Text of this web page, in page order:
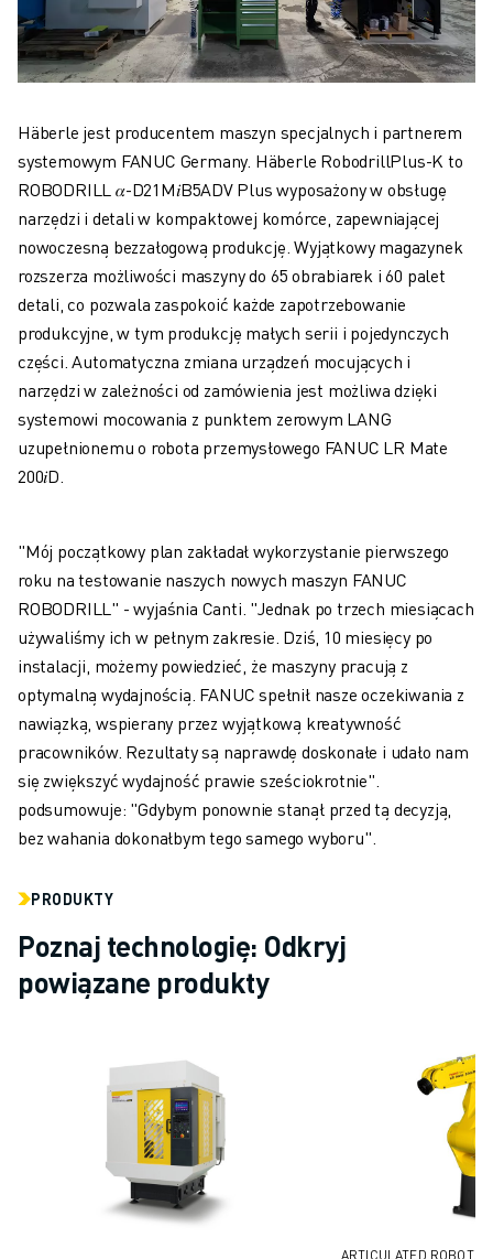
Häberle jest producentem maszyn specjalnych i partnerem
systemowym FANUC Germany. Häberle RobodrillPlus-K to
ROBODRILL 𝛼-D21M𝑖B5ADV Plus wyposażony w obsługę
narzędzi i detali w kompaktowej komórce, zapewniającej
nowoczesną bezzałogową produkcję. Wyjątkowy magazynek
rozszerza możliwości maszyny do 65 obrabiarek i 60 palet
detali, co pozwala zaspokoić każde zapotrzebowanie
produkcyjne, w tym produkcję małych serii i pojedynczych
części. Automatyczna zmiana urządzeń mocujących i
narzędzi w zależności od zamówienia jest możliwa dzięki
systemowi mocowania z punktem zerowym LANG
uzupełnionemu o robota przemysłowego FANUC LR Mate
200𝑖D.
"Mój początkowy plan zakładał wykorzystanie pierwszego
roku na testowanie naszych nowych maszyn FANUC
ROBODRILL" - wyjaśnia Canti. "Jednak po trzech miesiącach
używaliśmy ich w pełnym zakresie. Dziś, 10 miesięcy po
instalacji, możemy powiedzieć, że maszyny pracują z
optymalną wydajnością. FANUC spełnił nasze oczekiwania z
nawiązką, wspierany przez wyjątkową kreatywność
pracowników. Rezultaty są naprawdę doskonałe i udało nam
się zwiększyć wydajność prawie sześciokrotnie".
podsumowuje: "Gdybym ponownie stanął przed tą decyzją,
bez wahania dokonałbym tego samego wyboru".
PRODUKTY
Poznaj technologię: Odkryj
powiązane produkty
ARTICULATED ROBOTS